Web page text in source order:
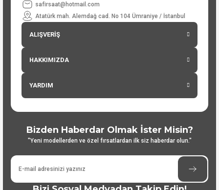
safirsaat@hotmail.com
Atatürk mah. Alemdağ cad. No 104 Ümraniye / İstanbul
ALIŞVERİŞ
HAKKIMIZDA
YARDIM
Bizden Haberdar Olmak İster Misin?
"Yeni modellerden ve özel fırsatlardan ilk siz haberdar olun."